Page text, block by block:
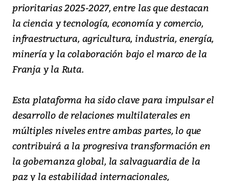
prioritarias 2025-2027, entre las que destacan
la ciencia y tecnología, economía y comercio,
infraestructura, agricultura, industria, energía,
minería y la colaboración bajo el marco de la
Franja y la Ruta.
Esta plataforma ha sido clave para impulsar el
desarrollo de relaciones multilaterales en
múltiples niveles entre ambas partes, lo que
contribuirá a la progresiva transformación en
la gobernanza global, la salvaguardia de la
paz y la estabilidad internacionales,